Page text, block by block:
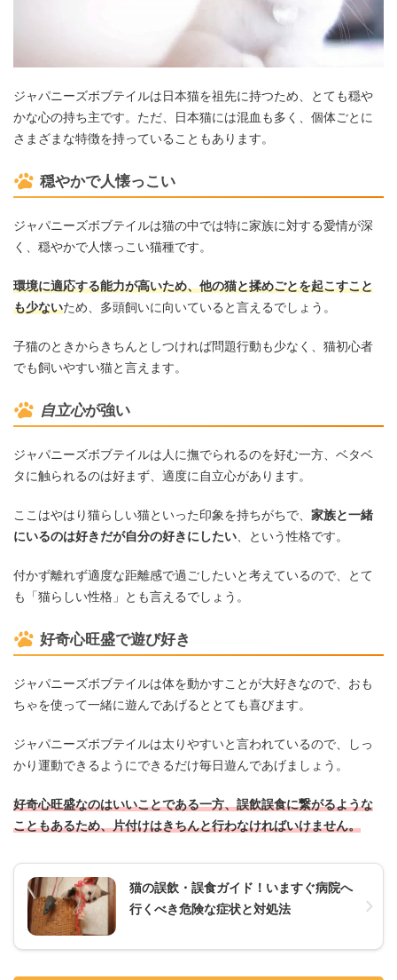
ジャパニーズボブテイルは日本猫を祖先に持つため、とても穏や
かな心の持ち主です。ただ、日本猫には混血も多く、個体ごとに
さまざまな特徴を持っていることもあります。
穏やかで人懐っこい
ジャパニーズボブテイルは猫の中では特に家族に対する愛情が深
く、穏やかで人懐っこい猫種です。
環境に適応する能力が高いため、他の猫と揉めごとを起こすこと
も少ないため、多頭飼いに向いていると言えるでしょう。
子猫のときからきちんとしつければ問題行動も少なく、猫初心者
でも飼いやすい猫と言えます。
自立心が強い
ジャパニーズボブテイルは人に撫でられるのを好む一方、ベタベ
タに触られるのは好まず、適度に自立心があります。
ここはやはり猫らしい猫といった印象を持ちがちで、 家族と一緒
にいるのは好きだが自分の好きにしたい 、という性格です。
付かず離れず適度な距離感で過ごしたいと考えているので、とて
も「猫らしい性格」とも言えるでしょう。
好奇心旺盛で遊び好き
ジャパニーズボブテイルは体を動かすことが大好きなので、おも
ちゃを使って一緒に遊んであげるととても喜びます。
ジャパニーズボブテイルは太りやすいと言われているので、しっ
かり運動できるようにできるだけ毎日遊んであげましょう。
好奇心旺盛なのはいいことである一方、誤飲誤食に繋がるような
こともあるため、片付けはきちんと行わなければいけません。
猫の誤飲・誤食ガイド！いますぐ病院へ
行くべき危険な症状と対処法